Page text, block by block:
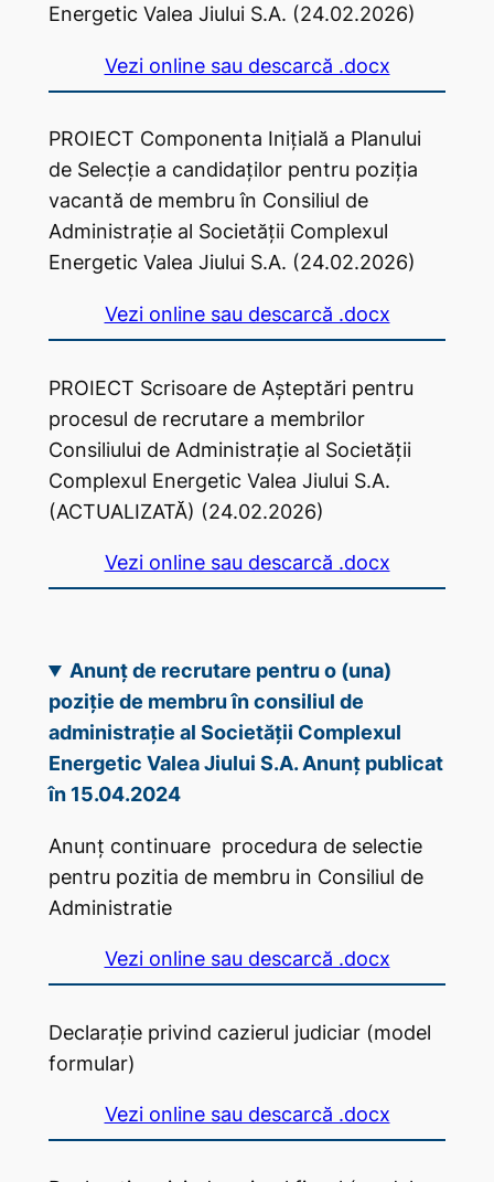
Energetic Valea Jiului S.A. (24.02.2026)
Vezi online sau descarcă .docx
PROIECT Componenta Inițială a Planului
de Selecție a candidaților pentru poziția
vacantă de membru în Consiliul de
Administrație al Societății Complexul
Energetic Valea Jiului S.A. (24.02.2026)
Vezi online sau descarcă .docx
PROIECT Scrisoare de Așteptări pentru
procesul de recrutare a membrilor
Consiliului de Administrație al Societății
Complexul Energetic Valea Jiului S.A.
(ACTUALIZATĂ) (24.02.2026)
Vezi online sau descarcă .docx
Anunț de recrutare pentru o (una)
poziție de membru în consiliul de
administrație al Societății Complexul
Energetic Valea Jiului S.A. Anunț publicat
în 15.04.2024
Anunț continuare procedura de selectie
pentru pozitia de membru in Consiliul de
Administratie
Vezi online sau descarcă .docx
Declarație privind cazierul judiciar (model
formular)
Vezi online sau descarcă .docx